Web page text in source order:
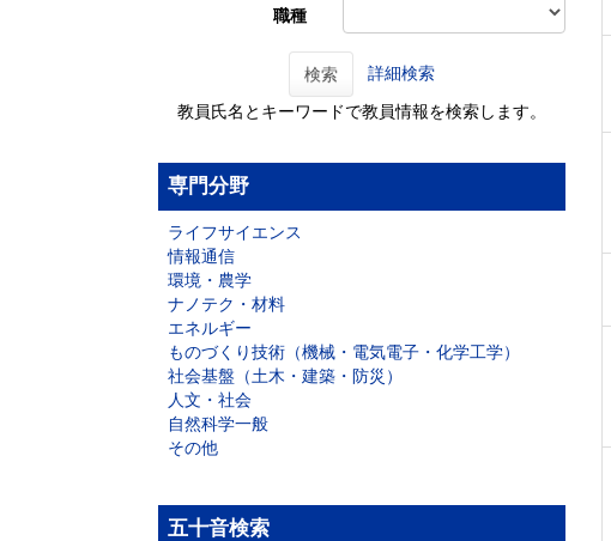
職種
検索 詳細検索
教員氏名とキーワードで教員情報を検索します。
専門分野
ライフサイエンス
情報通信
環境・農学
ナノテク・材料
エネルギー
ものづくり技術（機械・電気電子・化学工学）
社会基盤（土木・建築・防災）
人文・社会
自然科学一般
その他
五十音検索